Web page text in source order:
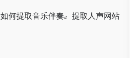
如何提取音乐伴奏
提取人声网站